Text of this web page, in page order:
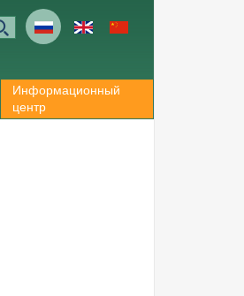
Информационный
центр